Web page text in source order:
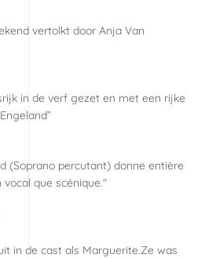
vertolkt door Anja Van
in de verf gezet en met een rijke
(Soprano percutant) donne entière
que scénique."
in de cast als Marguerite.Ze was